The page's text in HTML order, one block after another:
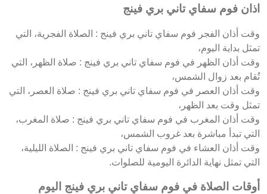
اذان فوم سفاي تاني بري فينج
وقت أذان الفجر فوم سفاي تاني بري فينج : الصلاة الفجرية، التي
تمثل بداية اليوم،
وقت أذان الظهر في فوم سفاي تاني بري فينج : صلاة الظهر، التي
تُقام بعد زوال الشمس،
وقت أذان العصر في فوم سفاي تاني بري فينج : صلاة العصر، التي
تمثل وقت بعد الظهر،
وقت أذان المغرب في فوم سفاي تاني بري فينج : صلاة المغرب،
التي تبدأ مباشرة بعد غروب الشمس،
وقت أذان العشاء في فوم سفاي تاني بري فينج : الصلاة الليلية،
التي تمثل نهاية الدائرة اليومية للصلوات.
أوقات الصلاة في فوم سفاي تاني بري فينج اليوم